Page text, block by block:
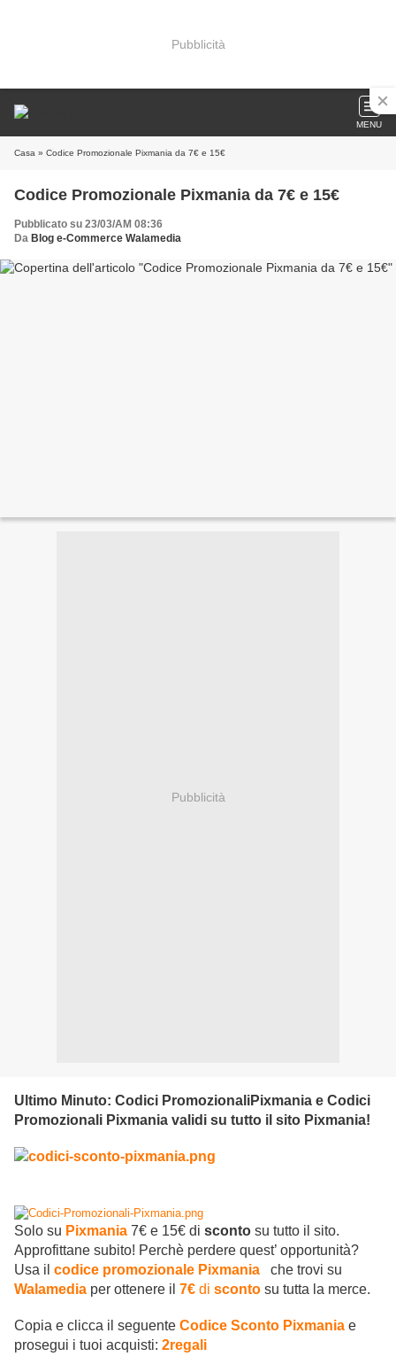
Pubblicità
MENU
Casa » Codice Promozionale Pixmania da 7€ e 15€
Codice Promozionale Pixmania da 7€ e 15€
Pubblicato su 23/03/AM 08:36
Da Blog e-Commerce Walamedia
Pubblicità
Ultimo Minuto: Codici PromozionaliPixmania e Codici
Promozionali Pixmania validi su tutto il sito Pixmania!
Solo su Pixmania 7€ e 15€ di sconto su tutto il sito.
Approfittane subito! Perchè perdere quest’ opportunità?
Usa il codice promozionale Pixmania
che trovi su
Walamedia per ottenere il 7€ di sconto su tutta la merce.
Copia e clicca il seguente Codice Sconto Pixmania e
prosegui i tuoi acquisti: 2regali